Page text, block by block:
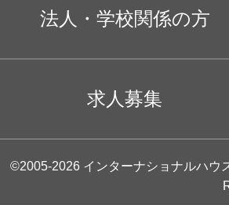
法人・学校関係の方
求人募集
©2005-2026 インターナショナルハウ